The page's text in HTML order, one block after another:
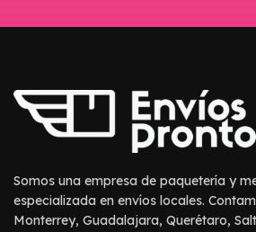
Somos una empresa de paquetería y
especializada en envíos locales.
Monterrey, Guadalajara, Querétaro,